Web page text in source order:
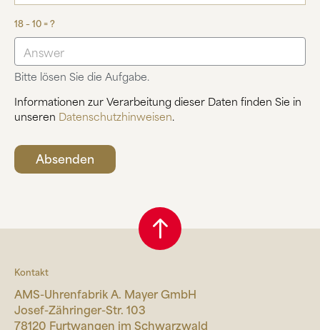
18 – 10 = ?
Bitte lösen Sie die Aufgabe.
Informationen zur Verarbeitung dieser Daten finden Sie in
unseren Datenschutzhinweisen.
Kontakt
AMS-Uhrenfabrik A. Mayer GmbH
Josef-Zähringer-Str. 103
78120 Furtwangen im Schwarzwald